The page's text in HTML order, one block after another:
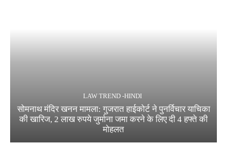
LAW TREND -HINDI
सोमनाथ मंदिर खनन मामला: गुजरात हाईकोर्ट ने पुनर्विचार याचिका
की खारिज, 2 लाख रुपये जुर्माना जमा करने के लिए दी 4 हफ्ते की
मोहलत